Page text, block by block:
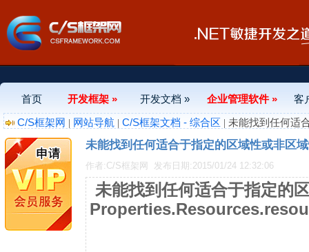
首页 开发框架 » 开发文档 » 企业管理软件 »
客
C/S框架网 | 网站导航 | C/S框架文档 - 综合区 | 未能找到任何适
未能找到任何适合于指定的区域性或非区
作者:C/S框架网 发布日期:2015/01/24 12:32:06
未能找到任何适合于指定的